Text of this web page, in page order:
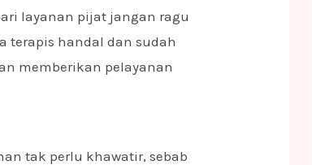
layanan pijat jangan ragu
terapis handal dan sudah
memberikan pelayanan
tak perlu khawatir, sebab